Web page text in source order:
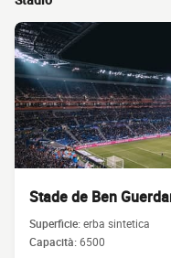
Stade de Ben
Superficie:erba sintetica
Capacità:6500